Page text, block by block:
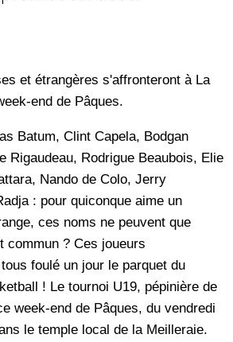
et étrangères s'affronteront à La
end de Pâques.
Batum, Clint Capela, Bodgan
Rigaudeau, Rodrigue Beaubois, Elie
Nando de Colo, Jerry
: pour quiconque aime un
ces noms ne peuvent que
commun ? Ces joueurs
foulé un jour le parquet du
! Le tournoi U19, pépinière de
week-end de Pâques, du vendredi
le temple local de la Meilleraie.